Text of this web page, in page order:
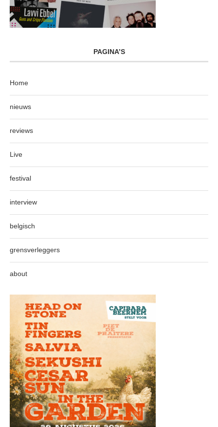
PAGINA’S
Home
nieuws
reviews
Live
festival
interview
belgisch
grensverleggers
about